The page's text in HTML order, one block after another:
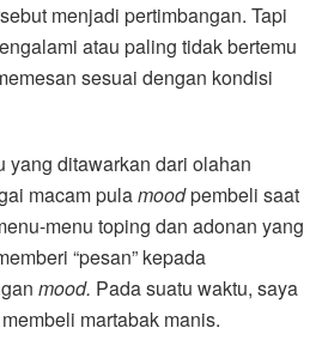
menjadi pertimbangan. Tapi
atau paling tidak bertemu
sesuai dengan kondisi
yang ditawarkan dari olahan
macam pulamoodpembeli saat
menu toping dan adonan yang
“pesan” kepada
mood. Pada suatu waktu, saya
martabak manis.